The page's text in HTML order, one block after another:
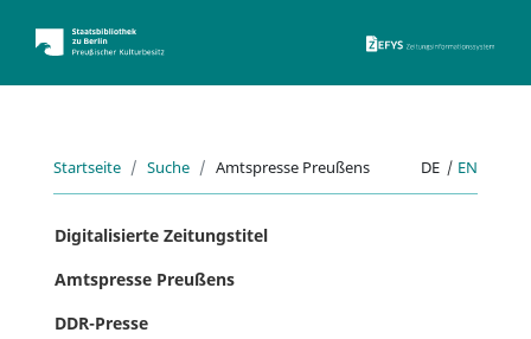
Startseite Suche Amtspresse Preußens DE | EN
Digitalisierte Zeitungstitel
Amtspresse Preußens
DDR-Presse